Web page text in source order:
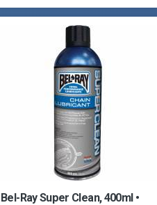
Bel-Ray Super Clean, 400ml